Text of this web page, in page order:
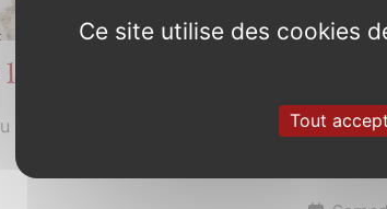
biodiversité
1er mai 2025
Ce site utilise des cookies
Tout